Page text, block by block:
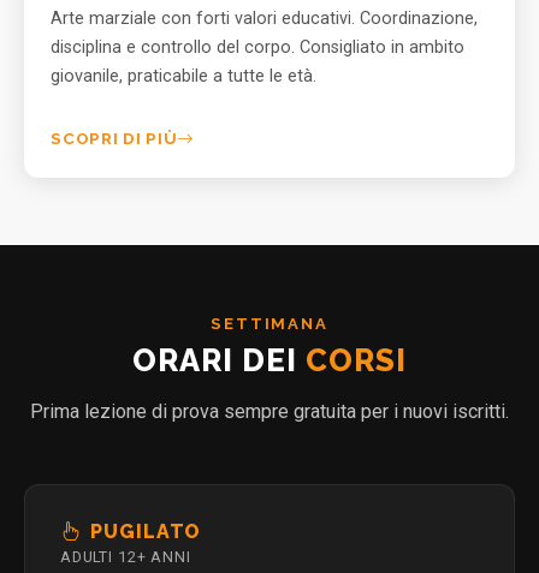
Arte marziale con forti valori educativi. Coordinazione,
disciplina e controllo del corpo. Consigliato in ambito
giovanile, praticabile a tutte le età.
SCOPRI DI PIÙ
SETTIMANA
ORARI DEI CORSI
Prima lezione di prova sempre gratuita per i nuovi iscritti.
PUGILATO
ADULTI 12+ ANNI